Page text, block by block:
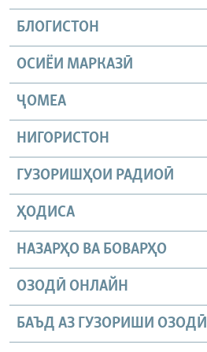
БЛОГИСТОН
ОСИЁИ МАРКАЗӢ
ҶОМEА
НИГОРИСТОН
ГУЗОРИШҲОИ РАДИОӢ
ҲОДИСА
НАЗАРҲО ВА БОВАРҲО
ОЗОДӢ ОНЛАЙН
БАЪД АЗ ГУЗОРИШИ ОЗОДӢ